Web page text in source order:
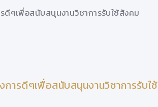
ดีๆเพื่อสนับสนุนงานวิชาการรับใช้สังคม
การดีๆเพื่อสนับสนุนงานวิชาการรับใช้